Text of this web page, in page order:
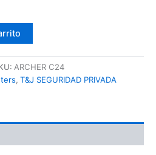
ARCHER C24
, T&J SEGURIDAD PRIVADA